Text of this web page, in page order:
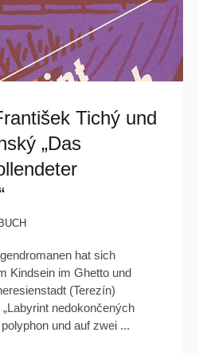
Tichý und
„Das
hat sich
Kindsein im Ghetto und
(Terezín)
nedokončených
und auf zwei ...